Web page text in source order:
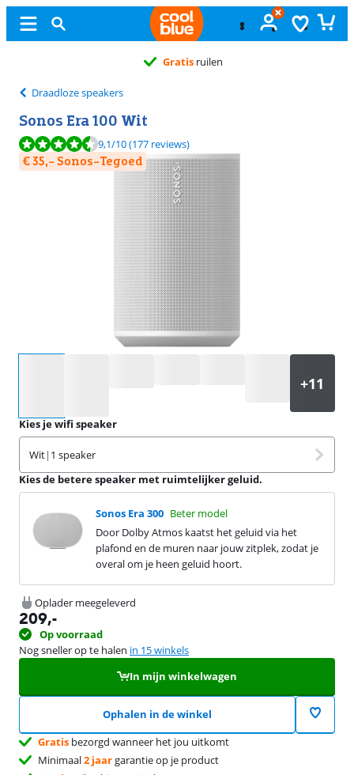
Gratis ruilen
Draadloze speakers
Sonos Era 100 Wit
Beoordeling is 9,1 van de 10, gebaseerd op 177 reviews.
9,1/10(177 reviews)
€ 35,- Sonos-Tegoed
Kies je wifi speaker
Wit| 1 speaker
Kies de betere speaker met ruimtelijker geluid.
Sonos Era 300 Beter model
Door Dolby Atmos kaatst het geluid via het
plafond en de muren naar jouw zitplek, zodat je
overal om je heen geluid hoort.
Oplader meegeleverd
209,-
Op voorraad
Nog sneller op te halen in 15 winkels
In mijn winkelwagen
Ophalen in de winkel
Gratis bezorgd wanneer het jou uitkomt
Minimaal2 jaargarantie op je product